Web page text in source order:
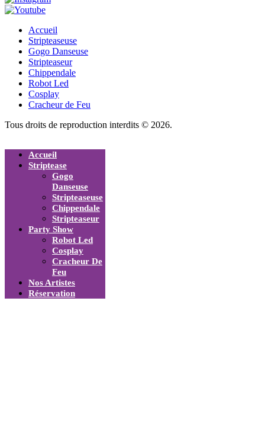
Accueil
Stripteaseuse
Gogo Danseuse
Stripteaseur
Chippendale
Robot Led
Cosplay
Cracheur de Feu
Tous droits de reproduction interdits © 2026.
Accueil
Striptease
Gogo
Danseuse
Stripteaseuse
Chippendale
Stripteaseur
Party Show
Robot Led
Cosplay
Cracheur De
Feu
Nos Artistes
Réservation